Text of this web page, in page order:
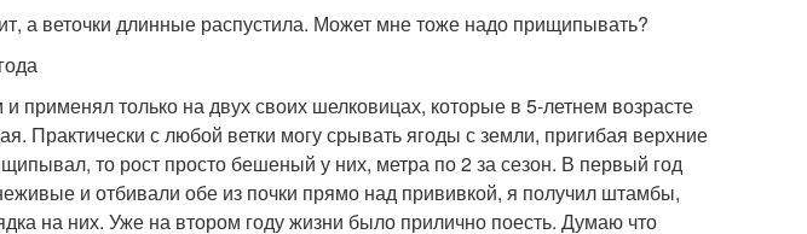
а веточки длинные распустила. Может мне тоже надо прищипывать?
только на двух своих шелковицах, которые в 5-летнем возрасте
Практически с любой ветки могу срывать ягоды с земли, пригибая верхние
то рост просто бешеный у них, метра по 2 за сезон. В первый год
и отбивали обе из почки прямо над прививкой, я получил штамбы,
на них. Уже на втором году жизни было прилично поесть. Думаю что